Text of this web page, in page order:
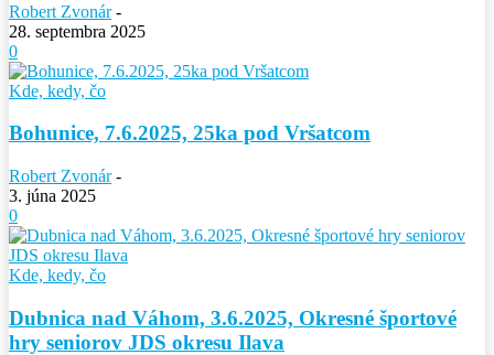
Robert Zvonár -
28. septembra 2025
0
Kde, kedy, čo
Bohunice, 7.6.2025, 25ka pod Vršatcom
Robert Zvonár -
3. júna 2025
0
Kde, kedy, čo
Dubnica nad Váhom, 3.6.2025, Okresné športové
hry seniorov JDS okresu Ilava